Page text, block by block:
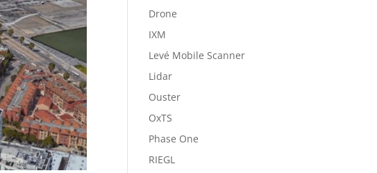
Drone
IXM
Levé Mobile Scanner
Lidar
Ouster
OxTS
Phase One
RIEGL